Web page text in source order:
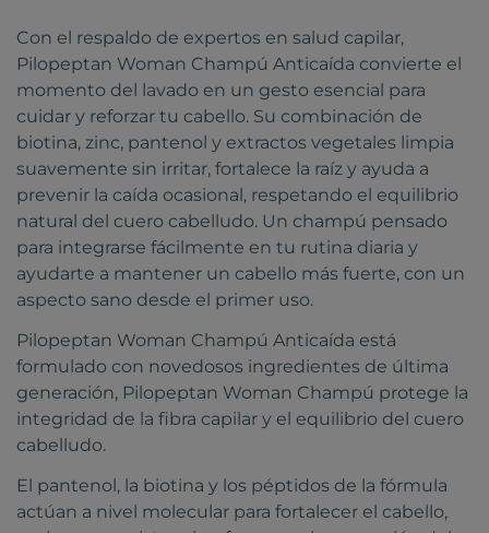
Con el respaldo de expertos en salud capilar,
Pilopeptan Woman Champú Anticaída convierte el
momento del lavado en un gesto esencial para
cuidar y reforzar tu cabello. Su combinación de
biotina, zinc, pantenol y extractos vegetales limpia
suavemente sin irritar, fortalece la raíz y ayuda a
prevenir la caída ocasional, respetando el equilibrio
natural del cuero cabelludo. Un champú pensado
para integrarse fácilmente en tu rutina diaria y
ayudarte a mantener un cabello más fuerte, con un
aspecto sano desde el primer uso.
Pilopeptan Woman Champú Anticaída está
formulado con novedosos ingredientes de última
generación, Pilopeptan Woman Champú protege la
integridad de la fibra capilar y el equilibrio del cuero
cabelludo.
El pantenol, la biotina y los péptidos de la fórmula
actúan a nivel molecular para fortalecer el cabello,